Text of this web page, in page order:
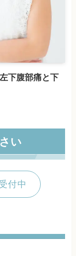
下腹部痛と下
い
付中